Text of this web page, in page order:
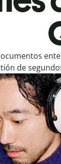
de